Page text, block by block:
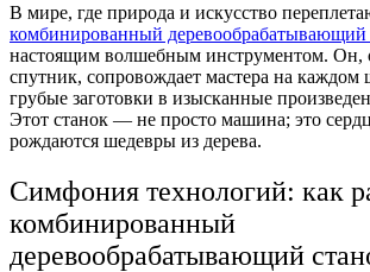
В мире, где природа и искусство
комбинированный деревообрабатывающий
настоящим волшебным инструментом. Он,
спутник, сопровождает мастера на каждом
грубые заготовки в изысканные
Этот станок — не просто машина; это
рождаются шедевры из дерева.
Симфония технологий: как
комбинированный
деревообрабатывающий